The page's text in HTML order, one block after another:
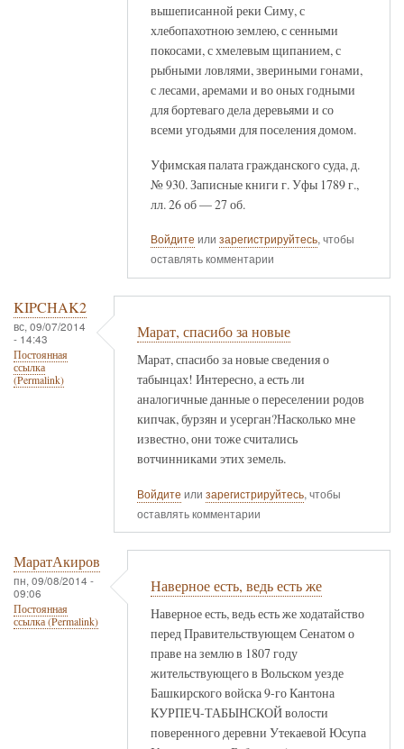
вышеписанной реки Симу, с
хлебопахотною землею, с сенными
покосами, с хмелевым щипанием, с
рыбными ловлями, звериными гонами,
с лесами, аремами и во оных годными
для бортеваго дела деревьями и со
всеми угодьями для поселения домом.
Уфимская палата гражданского суда, д.
№ 930. Записные книги г. Уфы 1789 г.,
лл. 26 об — 27 об.
Войдите или зарегистрируйтесь, чтобы
оставлять комментарии
KIPCHAK2
вс, 09/07/2014
- 14:43
Постоянная
ссылка
(Permalink)
Марат, спасибо за новые
Марат, спасибо за новые сведения о
табынцах! Интересно, а есть ли
аналогичные данные о переселении родов
кипчак, бурзян и усерган?Насколько мне
известно, они тоже считались
вотчинниками этих земель.
Войдите или зарегистрируйтесь, чтобы
оставлять комментарии
МаратАкиров
пн, 09/08/2014 -
09:06
Постоянная
ссылка (Permalink)
Наверное есть, ведь есть же
Наверное есть, ведь есть же ходатайство
перед Правительствующем Сенатом о
праве на землю в 1807 году
жительствующего в Вольском уезде
Башкирского войска 9-го Кантона
КУРПЕЧ-ТАБЫНСКОЙ волости
поверенного деревни Утекаевой Юсупа